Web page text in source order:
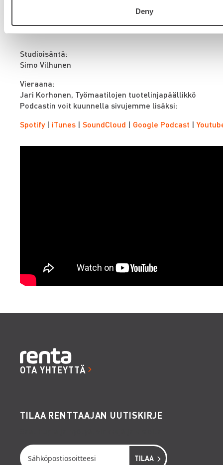
Deny
hankkimaan asioita”, Korhonen toteaa.
Studioisäntä:
Simo Vilhunen
Vieraana:
Jari Korhonen, Työmaatilojen tuotelinjapäällikkö
Podcastin voit kuunnella sivujemme lisäksi:
Spotify| iTunes | SoundCloud | Google Podcast |
OTA YHTEYTTÄ
TILAA RENTTAAJAN UUTISKIRJE